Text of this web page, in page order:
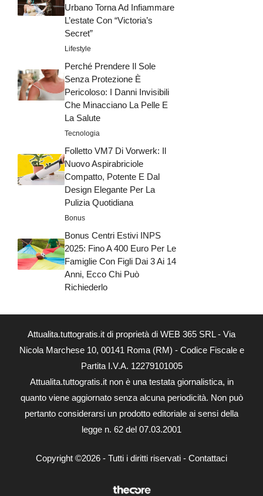
Urbano Torna Ad Infiammare
L’estate Con “Victoria’s
Secret”
Lifestyle
Perché Prendere Il Sole
Senza Protezione È
Pericoloso: I Danni Invisibili
Che Minacciano La Pelle E
La Salute
Tecnologia
Folletto VM7 Di Vorwerk: Il
Nuovo Aspirabriciole
Compatto, Potente E Dal
Design Elegante Per La
Pulizia Quotidiana
Bonus
Bonus Centri Estivi INPS
2025: Fino A 400 Euro Per Le
Famiglie Con Figli Dai 3 Ai 14
Anni, Ecco Chi Può
Richiederlo
Attualita.tuttogratis.it di proprietà di WEB 365 SRL - Via
Nicola Marchese 10, 00141 Roma (RM) - Codice Fiscale e
Partita I.V.A. 12279101005
Attualita.tuttogratis.it non è una testata giornalistica, in
quanto viene aggiornato senza alcuna periodicità. Non può
pertanto considerarsi un prodotto editoriale ai sensi della
legge n. 62 del 07.03.2001
Copyright ©2026 - Tutti i diritti riservati - Contattaci